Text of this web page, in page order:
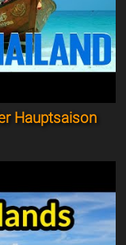
Hauptsaison